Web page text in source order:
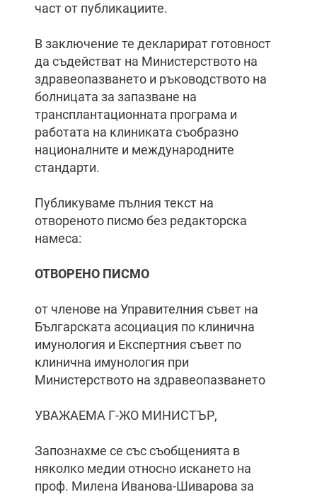
част от публикациите.
В заключение те декларират готовност
да съдействат на Министерството на
здравеопазването и ръководството на
болницата за запазване на
трансплантационната програма и
работата на клиниката съобразно
националните и международните
стандарти.
Публикуваме пълния текст на
отвореното писмо без редакторска
намеса:
ОТВОРЕНО ПИСМО
от членове на Управителния съвет на
Българската асоциация по клинична
имунология и Експертния съвет по
клинична имунология при
Министерството на здравеопазването
УВАЖАЕМА Г-ЖО МИНИСТЪР,
Запознахме се със съобщенията в
няколко медии относно искането на
проф. Милена Иванова-Шиварова за